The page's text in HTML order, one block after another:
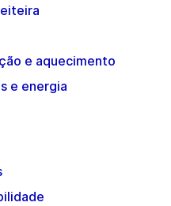
e aquecimento
e energia